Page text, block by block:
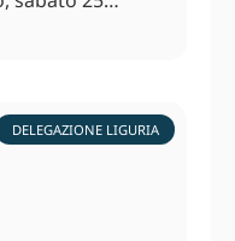
DELEGAZIONE LIGURIA